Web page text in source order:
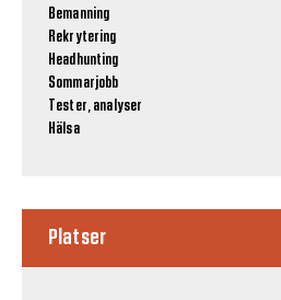
Bemanning
Rekrytering
Headhunting
Sommarjobb
Tester, analyser
Hälsa
Platser